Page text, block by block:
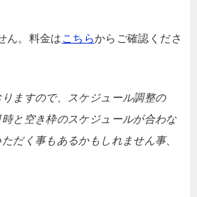
ん。料金は こちらからご確認くださ
ますので、スケジュール調整の
時と空き枠のスケジュールが合わな
だく事もあるかもしれません事、